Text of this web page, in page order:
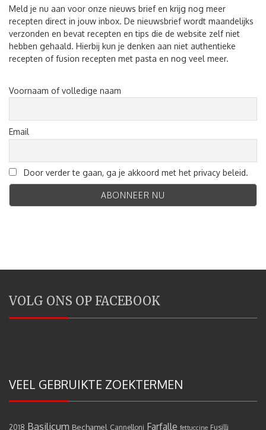
Meld je nu aan voor onze nieuws brief en krijg nog meer
recepten direct in jouw inbox. De nieuwsbrief wordt maandelijks
verzonden en bevat recepten en tips die de website zelf niet
hebben gehaald. Hierbij kun je denken aan niet authentieke
recepten of fusion recepten met pasta en nog veel meer.
Voornaam of volledige naam
Email
Door verder te gaan, ga je akkoord met het privacy beleid.
VOLG ONS OP FACEBOOK
VEEL GEBRUIKTE ZOEKTERMEN
2018 Basilicum Bechamel Cannelloni Farfalle fettuccine Fusilli